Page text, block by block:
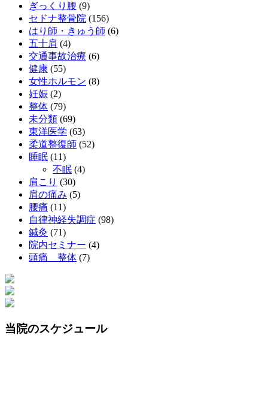
ぎっくり腰 (9)
セドナ整骨院 (156)
はり師・きゅう師 (6)
五十肩 (4)
交通事故治療 (6)
健康 (55)
女性ホルモン (8)
妊娠 (2)
整体 (79)
未分類 (69)
東洋医学 (63)
柔道整復師 (52)
睡眠 (11)
不眠 (4)
肩こり (30)
肩の痛み (5)
腰痛 (11)
自律神経失調症 (98)
鍼灸 (71)
院内セミナー (4)
頭痛 整体 (7)
当院のスケジュール